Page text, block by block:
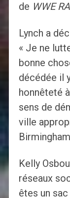
de WWE
Lynch a
« Je ne
bonne
décédée il
honnêteté
sens de
ville
Kelly
réseaux
êtes un